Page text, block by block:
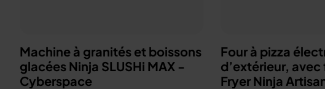
Machine à granités et boissons
glacées Ninja SLUSHi MAX -
Cyberspace
Four à pizza
d’extérieur,
Fryer Ninja